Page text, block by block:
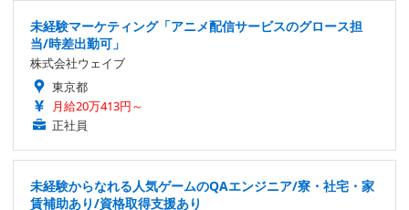
未経験マーケティング「アニメ配信サービスのグロース担
当/時差出勤可」
株式会社ウェイブ
東京都
月給20万413円～
正社員
未経験からなれる人気ゲームのQAエンジニア/寮・社宅・家
賃補助あり/資格取得支援あり